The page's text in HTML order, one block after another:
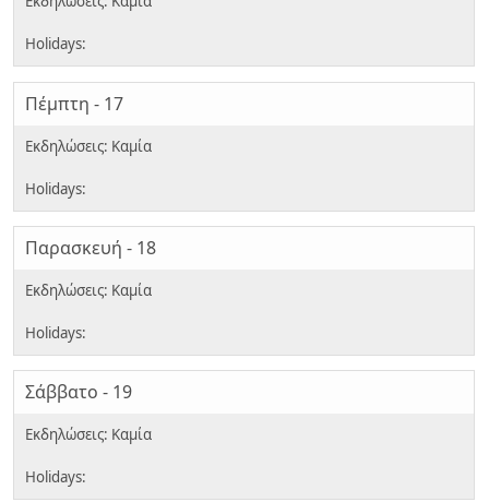
Πέμπτη - 17
Παρασκευή - 18
Σάββατο - 19